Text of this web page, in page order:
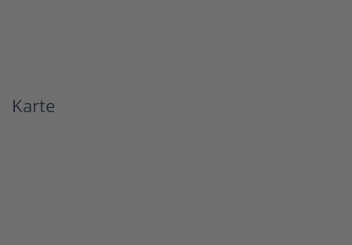
Karte